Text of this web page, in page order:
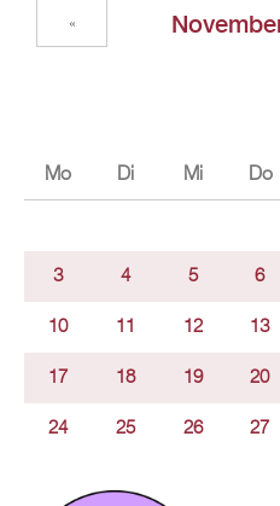
«
Mo Di Mi Do
3 4 5 6
10 11 12 13
17 18 19 20
24 25 26 27